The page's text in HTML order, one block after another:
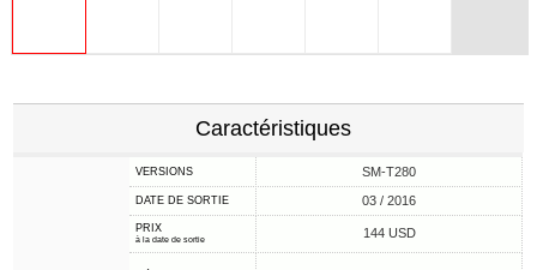
Caractéristiques
VERSIONS SM-T280
DATE DE SORTIE 03 / 2016
PRIX
à la date de sortie 144 USD